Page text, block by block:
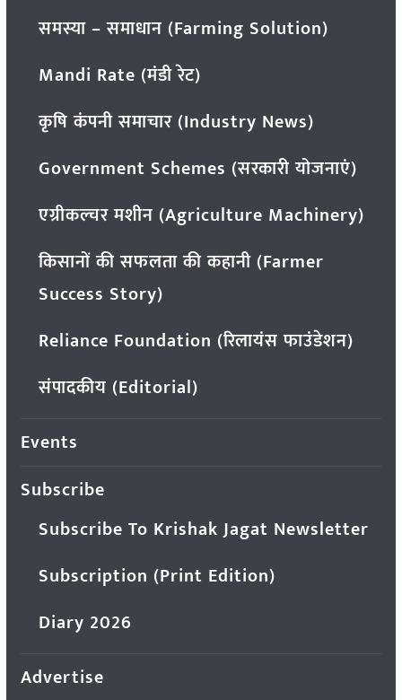
समस्या – समाधान (Farming Solution)
Mandi Rate (मंडी रेट)
कृषि कंपनी समाचार (Industry News)
Government Schemes (सरकारी योजनाएं)
एग्रीकल्चर मशीन (Agriculture Machinery)
किसानों की सफलता की कहानी (Farmer
Success Story)
Reliance Foundation (रिलायंस फाउंडेशन)
संपादकीय (Editorial)
Events
Subscribe
Subscribe To Krishak Jagat Newsletter
Subscription (Print Edition)
Diary 2026
Advertise